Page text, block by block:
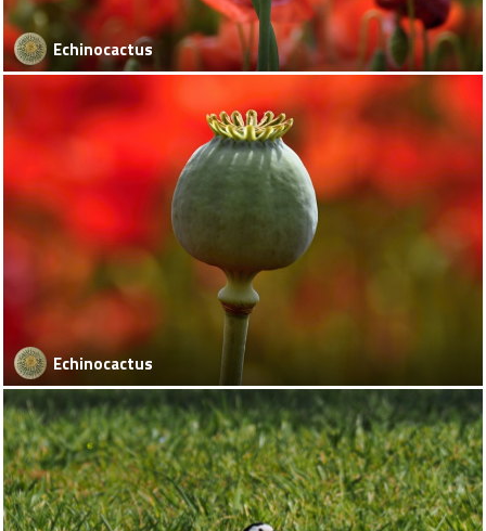
Echinocactus
Echinocactus